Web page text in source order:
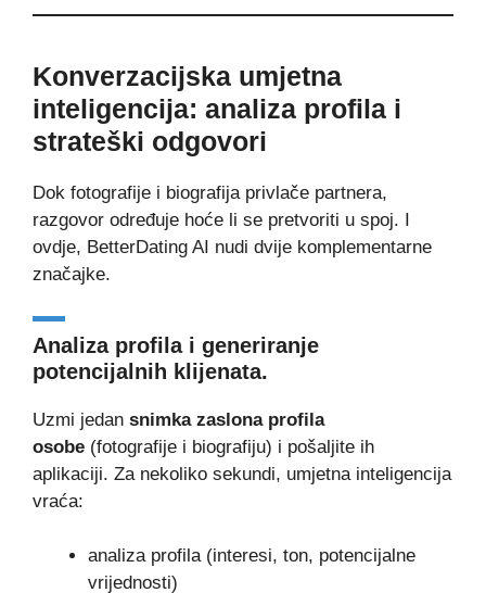
Konverzacijska umjetna
inteligencija: analiza profila i
strateški odgovori
Dok fotografije i biografija privlače partnera,
razgovor određuje hoće li se pretvoriti u spoj. I
ovdje, BetterDating AI nudi dvije komplementarne
značajke.
Analiza profila i generiranje
potencijalnih klijenata.
Uzmi jedan snimka zaslona profila
osobe (fotografije i biografiju) i pošaljite ih
aplikaciji. Za nekoliko sekundi, umjetna inteligencija
vraća:
analiza profila (interesi, ton, potencijalne
vrijednosti)